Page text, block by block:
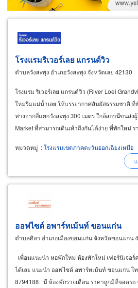
ผู้ส่งออก/นำเข้า
ธุรกิจบริการ
โรงแรมริเวอร์เลย แกรนด์วิว
ตำบลวังสะพุง อำเภอวังสะพุง จังหวัดเลย 42130
โรงแรม ริเวอร์เลย แกรนด์วิว (River Loei
ใหม่ริมแม่น้ำเลย ให้บรรยากาศสัมผัสธรรมชาติ ที่
ห่างจากสี่แยกวังสะพุง 300 เมตร ใกล้สถานีขนส่ง
Market ที่สามารถเดินเท้าถึงกันได้ง่าย ที่พักใหม่
หมวดหมู่ :โรงแรมเขตภาคตะวันออกเฉียงเหนือ
ออฟไซด์ อพาร์ทเม้นท์ ขอนแก่น
ตำบลศิลา อำเภอเมืองขอนแก่น จังหวัดขอนแก่น
เพื่อนแนะนำ หอพักใหม่ ห้องพักใหม่ เฟอร์นิเจอร์
ได้เลย แนะนำ ออฟไซด์ อพาร์ทเม้นท์ ขอนแก่น โ
8794188 มี ห้องพักรายเดือน ราคาถูกมีที่จอดร